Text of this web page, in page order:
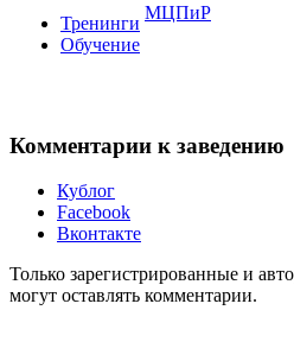
Тренинги
Обучение
МЦПиР
Комментарии к заведению
Кублог
Facebook
Вконтакте
Только зарегистрированные и
могут оставлять комментарии.